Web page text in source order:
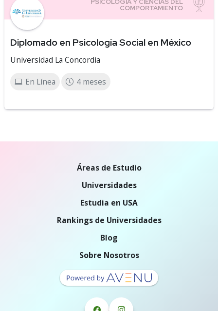
Diplomado en Psicología Social en México
Universidad La Concordia
En Línea 4 meses
Áreas de Estudio
Universidades
Estudia en USA
Rankings de Universidades
Blog
Sobre Nosotros